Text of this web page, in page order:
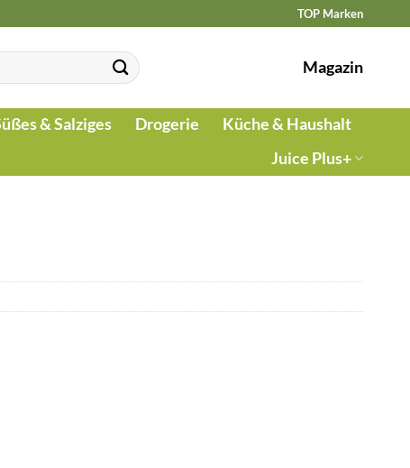
TOP Marken
Magazin
& Salziges Drogerie
Küche & Haushalt
Juice Plus+